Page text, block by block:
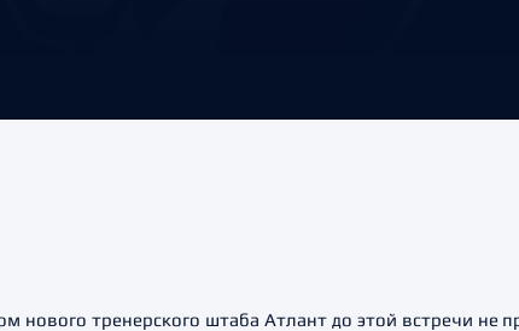
нового тренерского штаба Атлант до этой встречи не